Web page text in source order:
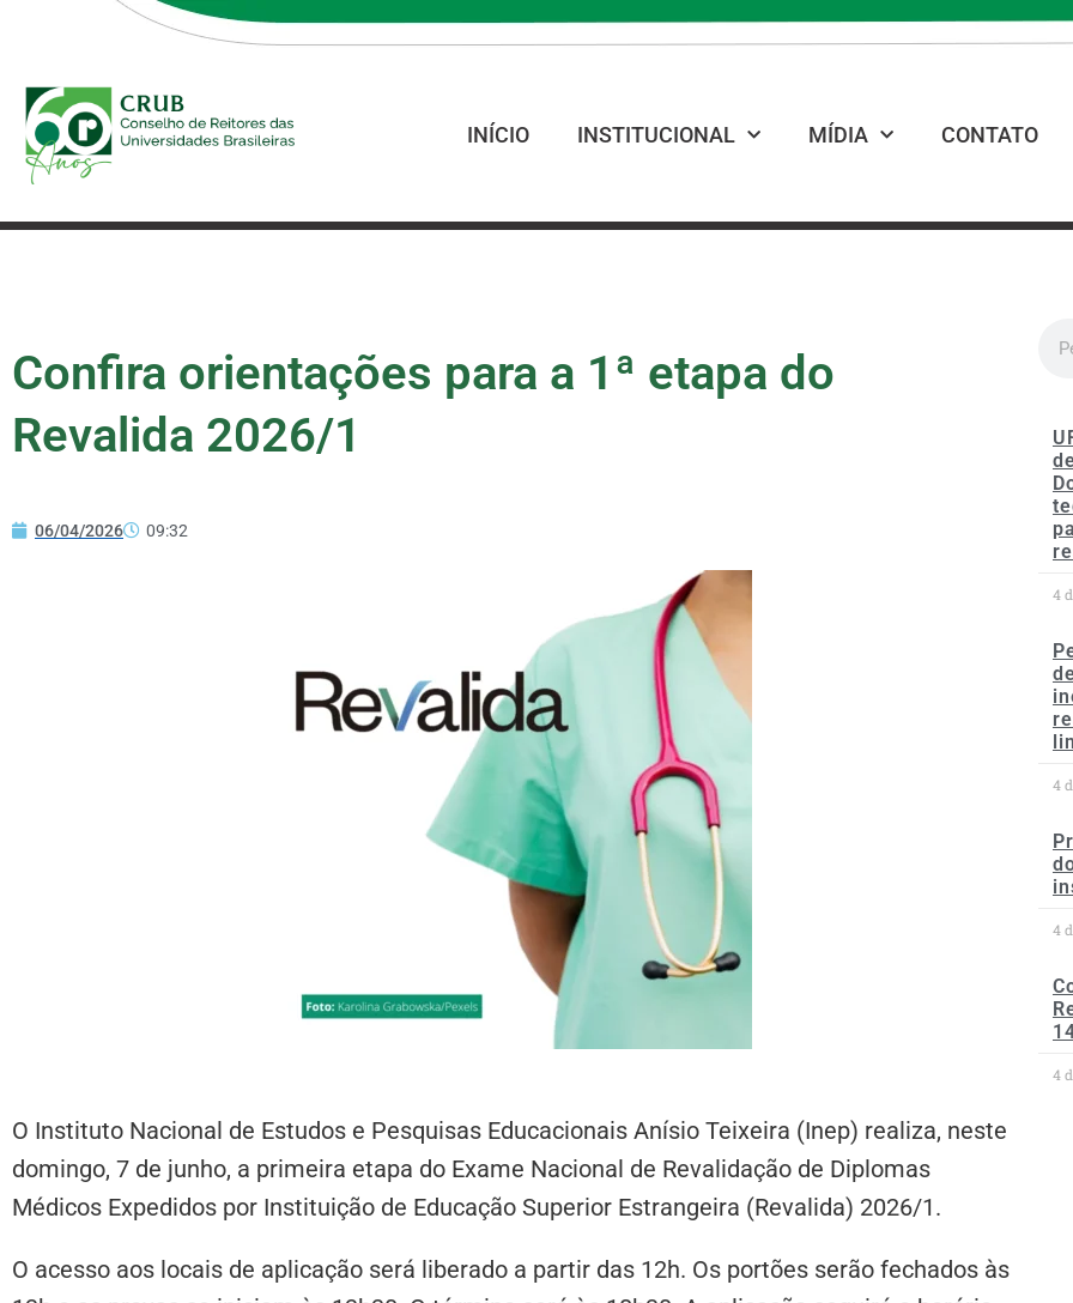
INÍCIO INSTITUCIONAL MÍDIA CONTATO
Confira orientações para a 1ª etapa do
Revalida 2026/1
06/04/2026 09:32
O Instituto Nacional de Estudos e Pesquisas Educacionais Anísio Teixeira (Inep) realiza, neste
domingo, 7 de junho, a primeira etapa do Exame Nacional de Revalidação de Diplomas
Médicos Expedidos por Instituição de Educação Superior Estrangeira (Revalida) 2026/1.
O acesso aos locais de aplicação será liberado a partir das 12h. Os portões serão fechados às
4
4
4
4